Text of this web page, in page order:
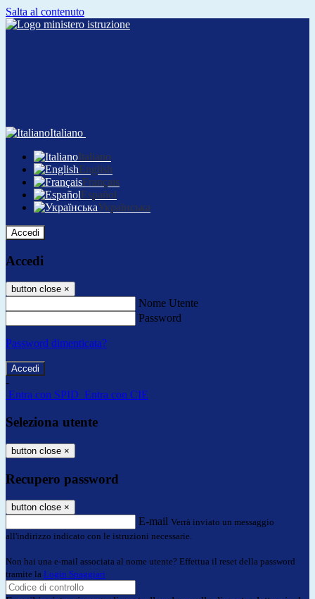
Salta al contenuto
Italiano
Italiano
English
Français
Español
Українська
Accedi
Accedi
button close ×
Nome Utente
Password
Password dimenticata?
-
Entra con SPID Entra con CIE
Seleziona utente
button close ×
Recupero password
button close ×
E-mail Verrà inviato un messaggio
all'indirizzo indicato con le istruzioni necessarie.
Non hai una e-mail associata al nome utente? Effettua il reset della password
tramite la Login Spaggiari